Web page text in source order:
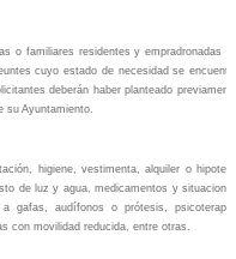
o familiares residentes y empradronadas
cuyo estado de necesidad se
deberán haber planteado
su Ayuntamiento.
higiene, vestimenta, alquiler o
de luz y agua, medicamentos y
gafas, audífonos o prótesis,
con movilidad reducida, entre otras.